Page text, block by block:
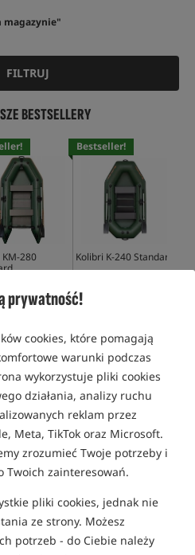
prywatność!
cookies, które pomagają
warunki podczas
wykorzystuje pliki cookies
działania, analizy ruchu
reklam przez
Meta, TikTok oraz Microsoft.
zrozumieć Twoje potrzeby i
Twoich zainteresowań.
pliki cookies, jednak nie
ze strony. Możesz
potrzeb - do Ciebie należy
magazynie"
FILTRUJ
BESTSELLERY
280
PLN
Bestseller!
Kolibri K-240 Standard
1 589,99
Bestseller!